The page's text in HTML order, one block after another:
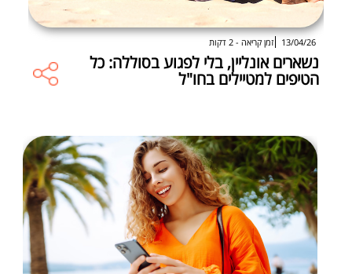
13/04/26 זמן קריאה - 2 דקות
נשארים אונליין, בלי לפגוע בסוללה: כל
הטיפים למטיילים בחו"ל